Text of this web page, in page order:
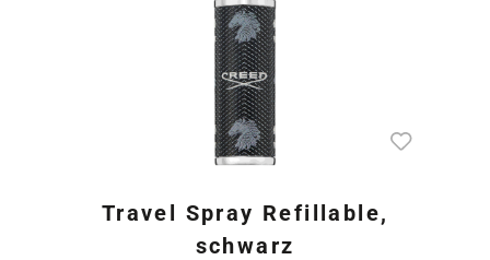
Travel Spray Refillable,
schwarz